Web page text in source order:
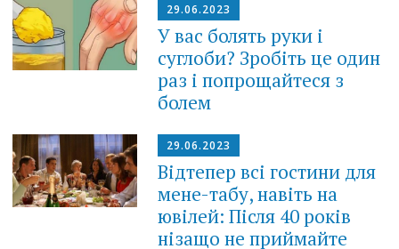
29.06.2023
У вас болять руки і
суглоби? Зробіть це один
раз і попрощайтеся з
болем
29.06.2023
Відтепер всі гостини для
мене-табу, навіть на
ювілей: Після 40 років
нізащо не приймайте